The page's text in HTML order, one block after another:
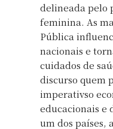
delineada pelo
feminina. As
Pública
nacionais e
cuidados de
discurso quem
imperativso
educacionais e
um dos países,